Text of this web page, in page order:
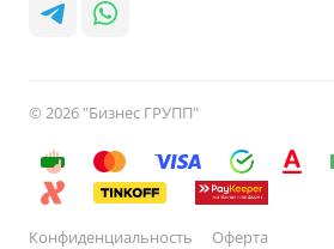
© 2026 "Бизнес ГРУПП"
Конфиденциальность Оферта